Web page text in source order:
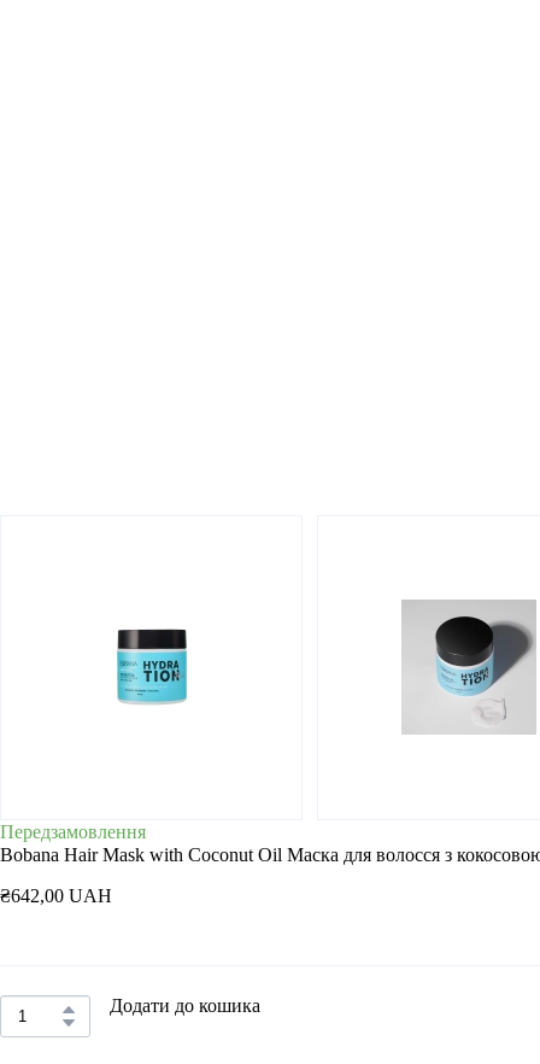
Передзамовлення
Bobana Hair Mask with Coconut Oil Маска для волосся з
₴642,00 UAH
Додати до кошика